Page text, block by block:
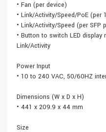
• Fan (per device)
• Link/Activity/Speed/PoE
• Link/Activity/Speed (per SFP
• Button to switch LED display
Link/Activity
Power Input
• 10 to 240 VAC, 50/60HZ
Dimensions (W x D x H)
• 441 x 209.9 x 44 mm
Size